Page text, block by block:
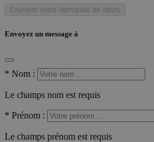
Envoyer votre demande de devis
Envoyez un message à
* Nom :
Le champs nom est requis
* Prénom :
Le champs prénom est requis